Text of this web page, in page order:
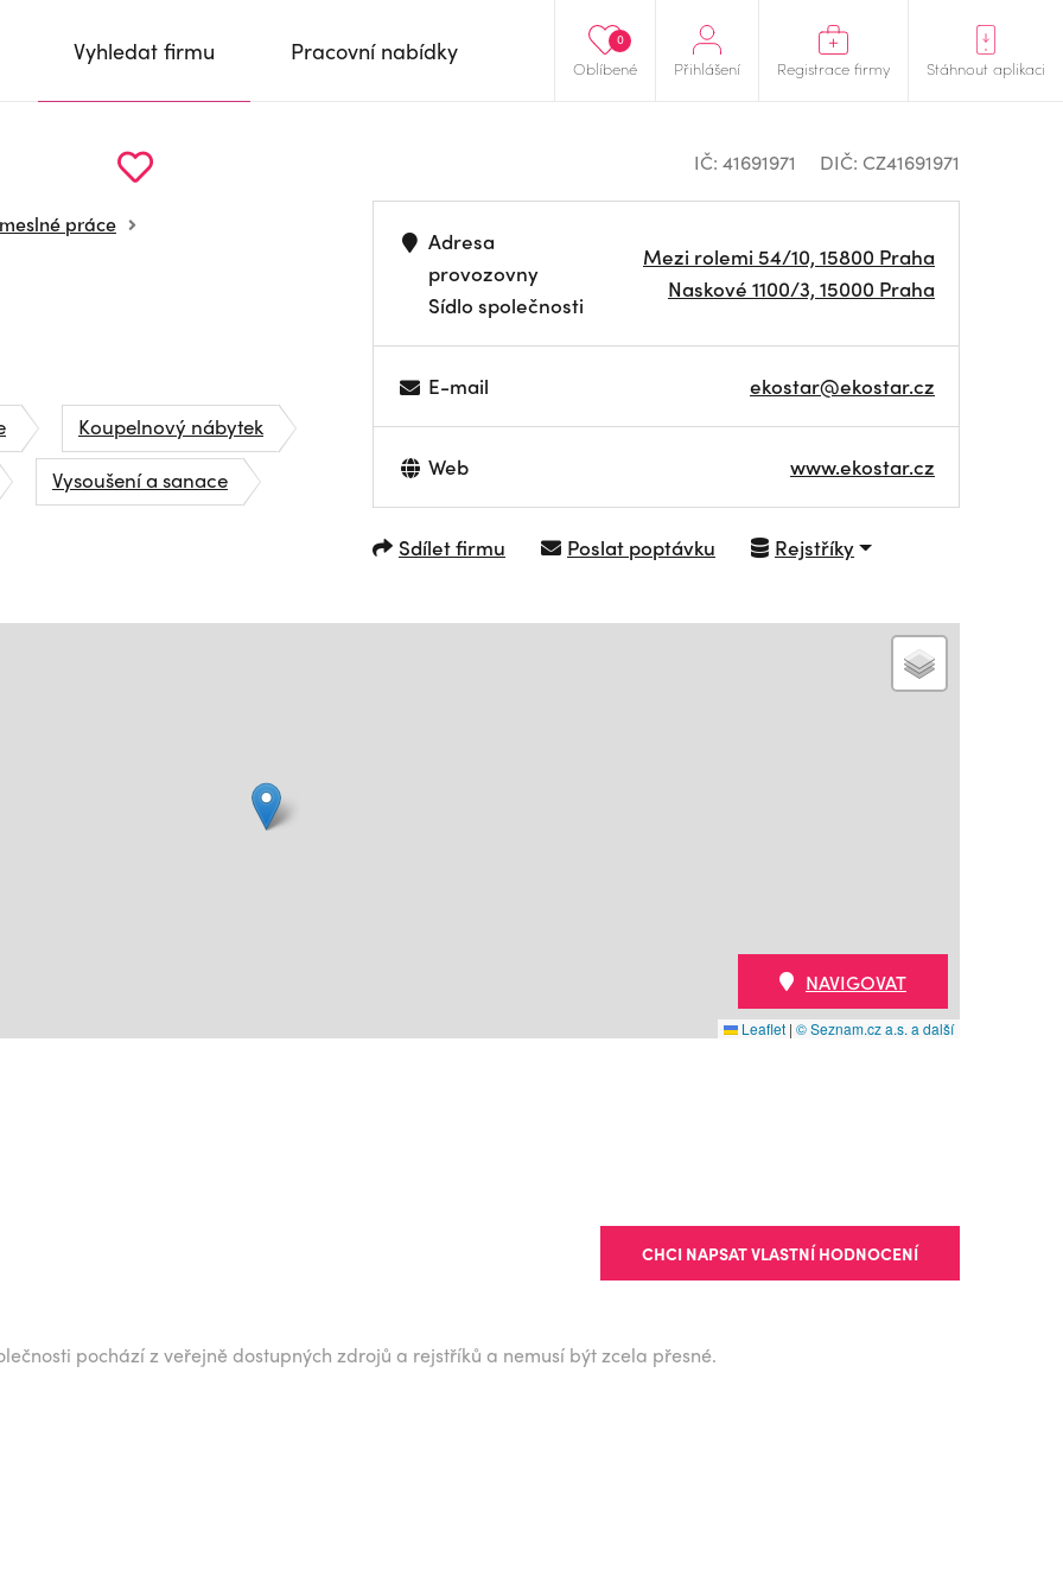
Oblíbené
0
Přihlášení Registrace firmy Stáhnout aplikaci
Vyhledat firmu Pracovní nabídky
práce
Koupelnový nábytek
Vysoušení a sanace
IČ: 41691971 DIČ: CZ41691971
Adresa
provozovny
Sídlo společnosti
Mezi rolemi 54/10, 15800 Praha
Naskové 1100/3, 15000 Praha
E-mail ekostar@ekostar.cz
Web www.ekostar.cz
Sdílet firmu Poslat poptávku Rejstříky
Leaflet | © Seznam.cz a.s. a další
NAVIGOVAT
CHCI NAPSAT VLASTNÍ HODNOCENÍ
pochází z veřejně dostupných zdrojů a rejstříků a nemusí být zcela přesné.